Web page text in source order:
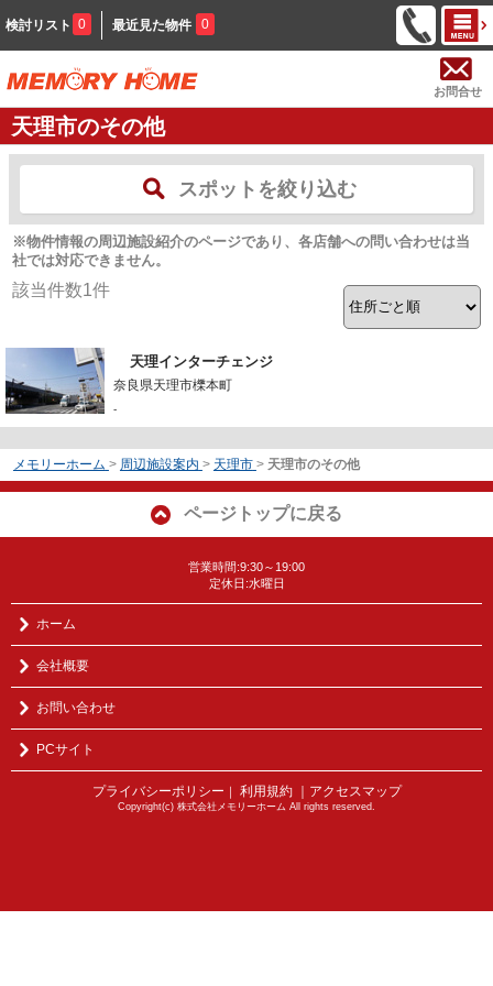
検討リスト 0 最近見た物件 0
お問合せ
天理市のその他
スポットを絞り込む
※物件情報の周辺施設紹介のページであり、各店舗への問い合わせは当
社では対応できません。
該当件数1件
天理インターチェンジ
奈良県天理市櫟本町
-
メモリーホーム > 周辺施設案内 > 天理市 > 天理市のその他
ページトップに戻る
営業時間:9:30～19:00
定休日:水曜日
ホーム
会社概要
お問い合わせ
PCサイト
プライバシーポリシー ｜ 利用規約 ｜アクセスマップ
Copyright(c) 株式会社メモリーホーム All rights reserved.